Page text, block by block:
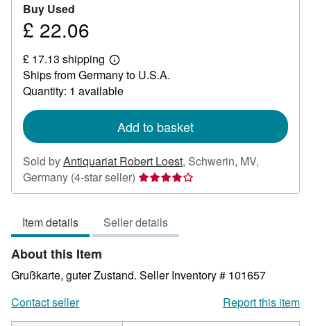
Buy Used
Price
22.06
£ 22.06
£ 17.13 shipping
Learn
more
about
shipping
Ships from Germany to U.S.A.
Quantity: 1 available
Add to basket
Sold byAntiquariat Robert Loest, Schwerin, MV,
Germany (4-star seller) Seller
rating
out
of
stars
Item details Seller details
About this Item
Grußkarte, guter Zustand. Seller Inventory # 101657
Contact seller
Report this item